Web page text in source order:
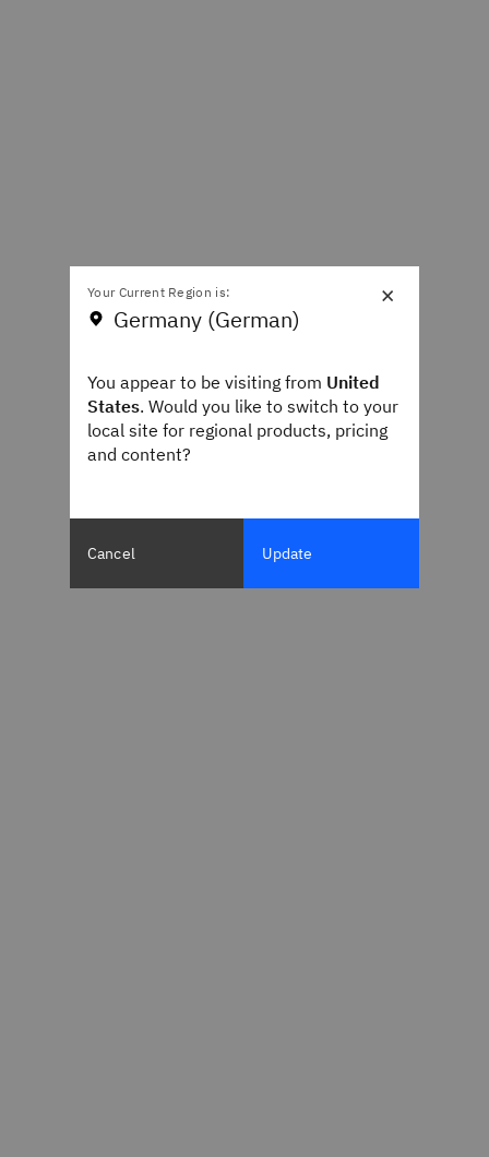
×
Your Current Region is:
Germany (German)
You appear to be visiting from United
States. Would you like to switch to your
local site for regional products, pricing
and content?
Cancel Update